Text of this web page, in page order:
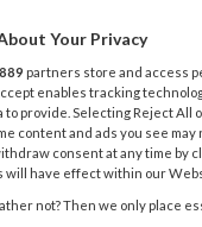
zich
meer bso’s
voor
Your Privacy
889 partners store and access
enables tracking
to provide. Selecting Reject
content and ads you see
consent at any time by
will have effect within our
not? Then we only place